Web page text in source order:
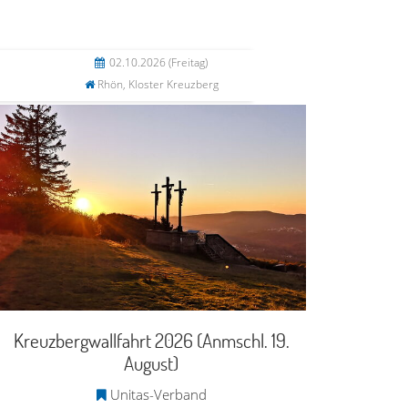
02.10.2026 (Freitag)
Rhön, Kloster Kreuzberg
Kreuzbergwallfahrt 2026 (Anmschl. 19.
August)
Unitas-Verband